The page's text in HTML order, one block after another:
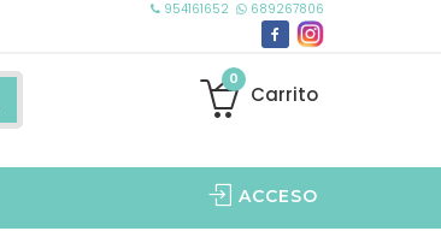
954161652 689267806
0
Carrito
ACCESO